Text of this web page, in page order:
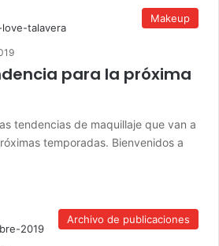
Makeup
para la próxima
tendencias de maquillaje que van a
temporadas. Bienvenidos a
Archivo de publicaciones